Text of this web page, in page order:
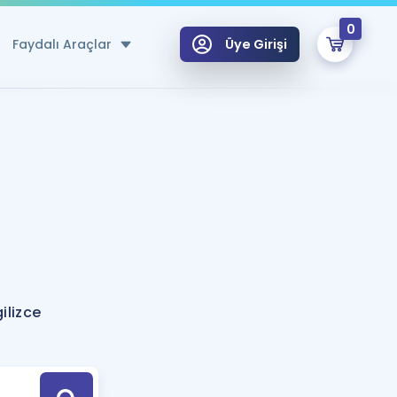
Faydalı Araçlar
Hesaplama Aracı
için Öneriler
Tek Takvimde
Üye Girişi
0